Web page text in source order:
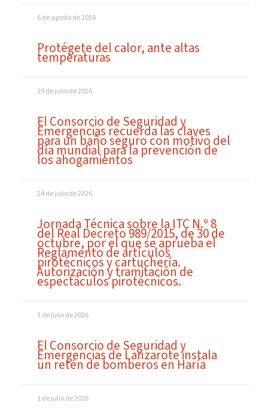
6 de agosto de 2026
Protégete del calor, ante altas
temperaturas
29 de julio de 2026
El Consorcio de Seguridad y
Emergencias recuerda las claves
para un baño seguro con motivo del
día mundial para la prevención de
los ahogamientos
24 de julio de 2026
Jornada Técnica sobre la ITC N.º 8
del Real Decreto 989/2015, de 30 de
octubre, por el que se aprueba el
Reglamento de artículos
pirotécnicos y cartuchería.
Autorización y tramitación de
espectáculos pirotécnicos.
3 de julio de 2026
El Consorcio de Seguridad y
Emergencias de Lanzarote instala
un retén de bomberos en Haría
1 de julio de 2026